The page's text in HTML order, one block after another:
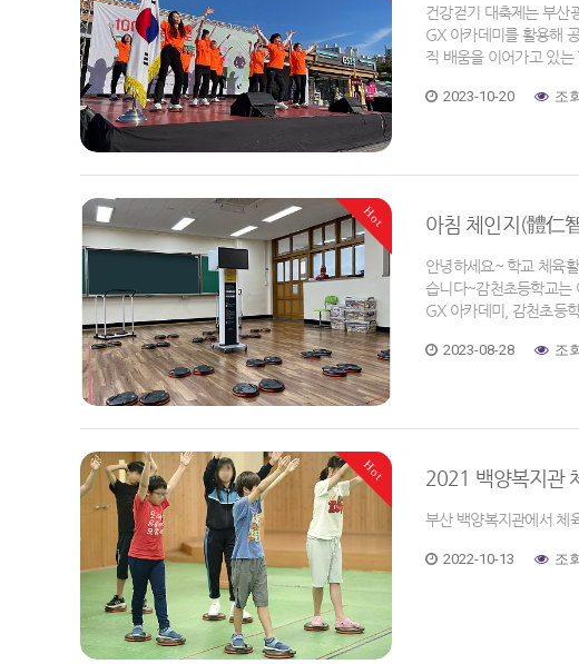
건강걷기 대축제는 부산
GX 아카데미를 활용해
직 배움을 이어가고 있
2023-10-20 조
Hot 아침 체인지(體仁
안녕하세요~ 학교 체육
습니다~​감천초등학교는
GX 아카데미, 감천초등
2023-08-28 조
Hot 2021 백양복지관
부산 백양복지관에서 체
2022-10-13 조